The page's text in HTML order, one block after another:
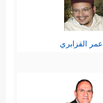
عمر القزابري